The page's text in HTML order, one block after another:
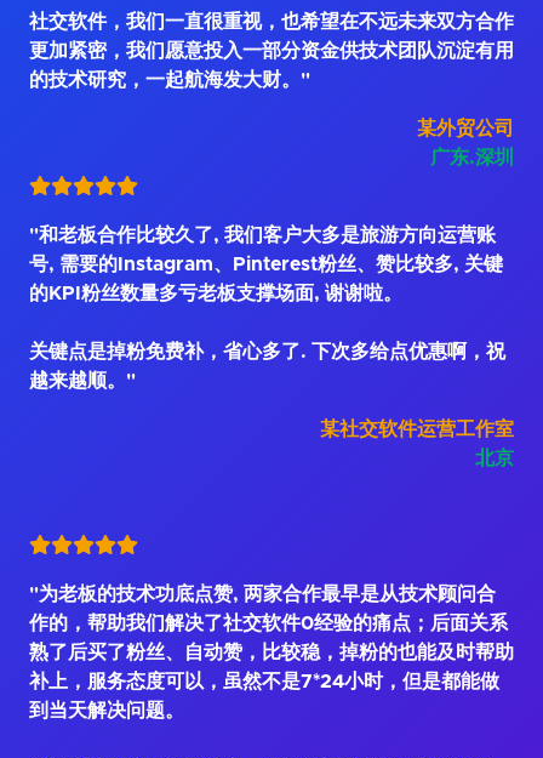
社交软件，我们一直很重视，也希望在不远未来双方合作
更加紧密，我们愿意投入一部分资金供技术团队沉淀有用
的技术研究，一起航海发大财。"
某外贸公司
广东.深圳
"和老板合作比较久了, 我们客户大多是旅游方向运营账
号, 需要的Instagram、Pinterest粉丝、赞比较多, 关键
的KPI粉丝数量多亏老板支撑场面, 谢谢啦。
关键点是掉粉免费补，省心多了. 下次多给点优惠啊，祝
越来越顺。"
某社交软件运营工作室
北京
"为老板的技术功底点赞, 两家合作最早是从技术顾问合
作的，帮助我们解决了社交软件0经验的痛点；后面关系
熟了后买了粉丝、自动赞，比较稳，掉粉的也能及时帮助
补上，服务态度可以，虽然不是7*24小时，但是都能做
到当天解决问题。